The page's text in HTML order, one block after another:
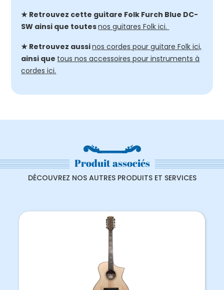
★ Retrouvez cette guitare Folk Furch Blue DC-
SW ainsi que toutesnos guitares Folk ici.
★ Retrouvez aussinos cordes pour guitare Folk ici,
ainsi que tous nos accessoires pour instruments à
cordes ici.
Produit associés
DÉCOUVREZ NOS AUTRES PRODUITS ET SERVICES